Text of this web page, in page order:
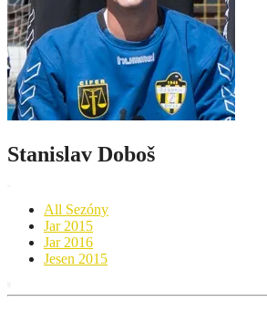
Stanislav Doboš
All Sezóny
Jar 2015
Jar 2016
Jesen 2015